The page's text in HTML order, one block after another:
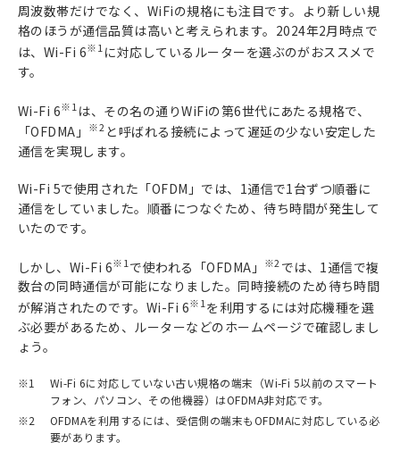
周波数帯だけでなく、WiFiの規格にも注目です。より新しい規
格のほうが通信品質は高いと考えられます。2024年2月時点で
は、Wi-Fi 6※1 に対応しているルーターを選ぶのがおススメで
す。
Wi-Fi 6※1 は、その名の通りWiFiの第6世代にあたる規格で、
「OFDMA」
※2 と呼ばれる接続によって遅延の少ない安定した
通信を実現します。
Wi-Fi 5で使用された「OFDM」では、1通信で1台ずつ順番に
通信をしていました。順番につなぐため、待ち時間が発生して
いたのです。
しかし、Wi-Fi 6※1 で使われる「OFDMA」 ※2 では、1通信で複
数台の同時通信が可能になりました。同時接続のため待ち時間
が解消されたのです。Wi-Fi 6※1を利用するには対応機種を選
ぶ必要があるため、ルーターなどのホームページで確認しまし
ょう。
※1
Wi-Fi 6に対応していない古い規格の端末（Wi-Fi 5以前のスマート
フォン、パソコン、その他機器）はOFDMA非対応です。
※2
OFDMAを利用するには、受信側の端末もOFDMAに対応している必
要があります。